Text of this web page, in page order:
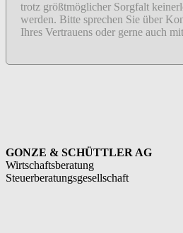
trotz größtmöglicher Sorgfalt
werden. Bitte sprechen Sie über
Ihres Vertrauens oder gerne auch
GONZE & SCHÜTTLER AG
Wirtschaftsberatung
Steuerberatungsgesellschaft